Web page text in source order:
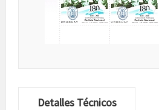
Detalles Técnicos